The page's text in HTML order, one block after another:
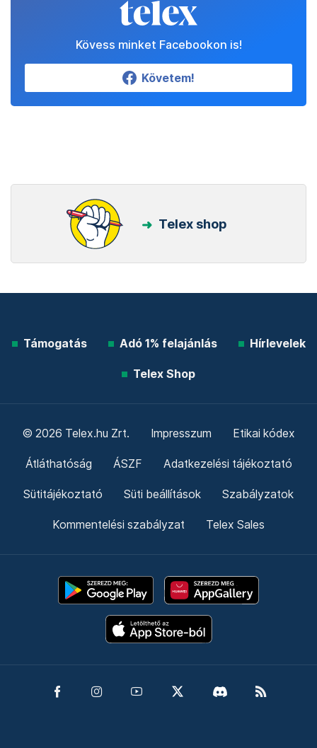
Kövess minket Facebookon is!
Követem!
Telex shop
Támogatás Adó 1% felajánlás Hírlevelek
Telex Shop
© 2026 Telex.hu Zrt. Impresszum Etikai kódex
Átláthatóság ÁSZF Adatkezelési tájékoztató
Sütitájékoztató Süti beállítások Szabályzatok
Kommentelési szabályzat Telex Sales